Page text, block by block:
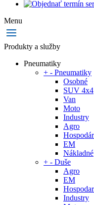
Menu
Produkty a služby
Pneumatiky
+ - Pneumatiky
Osobné
SUV 4x4
Van
Moto
Industry
Agro
EM
Nákladné
+ - Duše
Agro
EM
Industry